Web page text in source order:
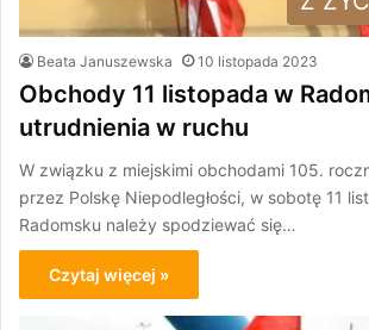
Beata Januszewska 10 listopada 2023
Obchody 11 listopada w
utrudnienia w ruchu
W związku z miejskimi obchodami 105.
przez Polskę Niepodległości, w sobotę 11
Radomsku należy spodziewać się…
Czytaj więcej »